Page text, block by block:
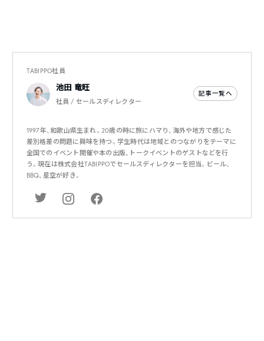
TABIPPO社員
池田 竜旺
社員 / セールスディレクター
記事一覧へ
1997年、和歌山県生まれ。20歳の時に旅にハマり、海外や地方で感じた
差別格差の問題に興味を持つ。学生時代は地域とのつながりをテーマに
全国でのイベント開催や本の出版、トークイベントのゲストなどを行
う。現在は株式会社TABIPPOでセールスディレクターを担当。ビール、
BBQ、星空が好き。